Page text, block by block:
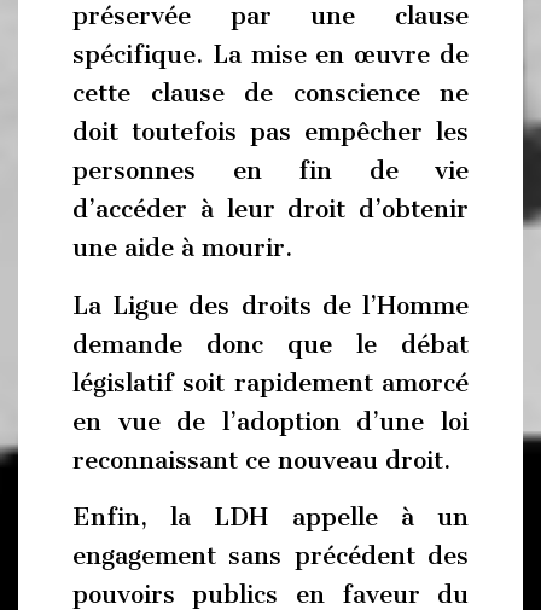
préservée par une clause
spécifique. La mise en œuvre de
cette clause de conscience ne
doit toutefois pas empêcher les
personnes en fin de vie
d’accéder à leur droit d’obtenir
une aide à mourir.
La Ligue des droits de l’Homme
demande donc que le débat
législatif soit rapidement amorcé
en vue de l’adoption d’une loi
reconnaissant ce nouveau droit.
Enfin, la LDH appelle à un
engagement sans précédent des
pouvoirs publics en faveur du